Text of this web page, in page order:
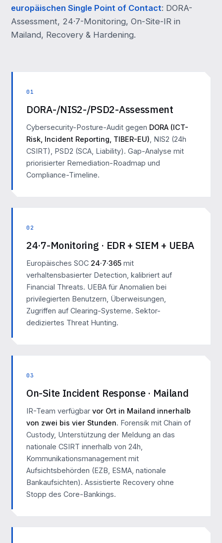
europäischen Single Point of Contact: DORA-
Assessment, 24·7-Monitoring, On-Site-IR in
Mailand, Recovery & Hardening.
01
DORA-/NIS2-/PSD2-Assessment
Cybersecurity-Posture-Audit gegen DORA (ICT-
Risk, Incident Reporting, TIBER-EU) , NIS2 (24h
CSIRT), PSD2 (SCA, Liability). Gap-Analyse mit
priorisierter Remediation-Roadmap und
Compliance-Timeline.
02
24·7-Monitoring · EDR + SIEM + UEBA
Europäisches SOC 24·7·365 mit
verhaltensbasierter Detection, kalibriert auf
Financial Threats. UEBA für Anomalien bei
privilegierten Benutzern, Überweisungen,
Zugriffen auf Clearing-Systeme. Sektor-
dediziertes Threat Hunting.
03
On-Site Incident Response · Mailand
IR-Team verfügbar vor Ort in Mailand innerhalb
von zwei bis vier Stunden. Forensik mit Chain of
Custody, Unterstützung der Meldung an das
nationale CSIRT innerhalb von 24h,
Kommunikationsmanagement mit
Aufsichtsbehörden (EZB, ESMA, nationale
Bankaufsichten). Assistierte Recovery ohne
Stopp des Core-Bankings.